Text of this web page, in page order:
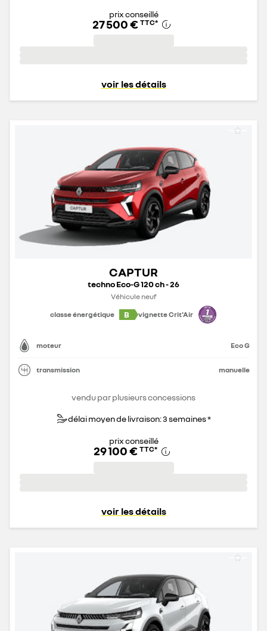
prix conseillé
27 500 € TTC*
voir les détails
CAPTUR
techno Eco-G 120 ch - 26
Véhicule neuf
classe énergétique
B vignette Crit'Air
moteur Eco G
transmission manuelle
vendu par plusieurs concessions
délai moyen de livraison: 3 semaines *
prix conseillé
29 100 € TTC*
voir les détails